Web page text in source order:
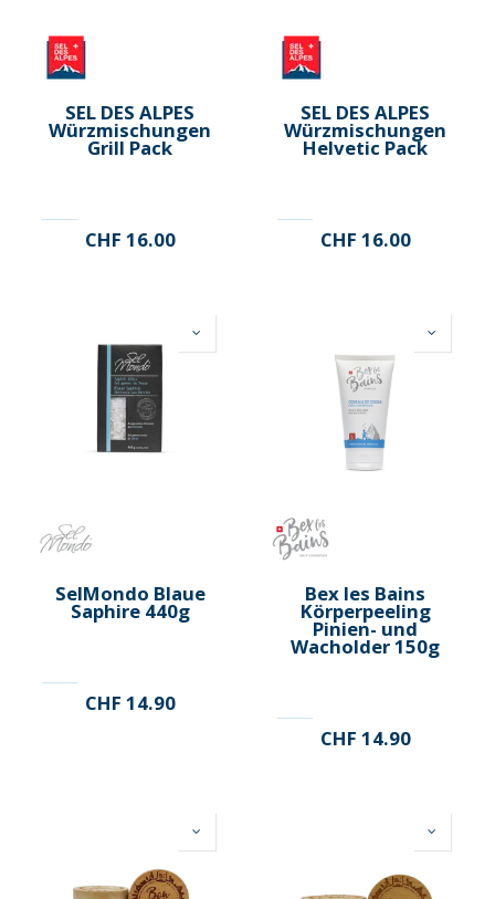
SEL DES ALPES
Würzmischungen
Grill Pack
CHF 16.00
SEL DES ALPES
Würzmischungen
Helvetic Pack
CHF 16.00
SelMondo Blaue
Saphire 440g
CHF 14.90
Bex les Bains
Körperpeeling
Pinien- und
Wacholder 150g
CHF 14.90